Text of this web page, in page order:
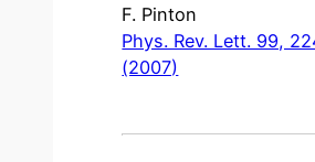
F. Pinton
Phys. Rev. Lett. 99,
(2007)